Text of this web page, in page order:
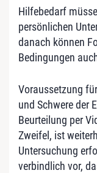
Hilfebedarf
persönlichen
danach können
Bedingungen
Voraussetzung
und Schwere der
Beurteilung per
Zweifel, ist
Untersuchung
verbindlich vor,